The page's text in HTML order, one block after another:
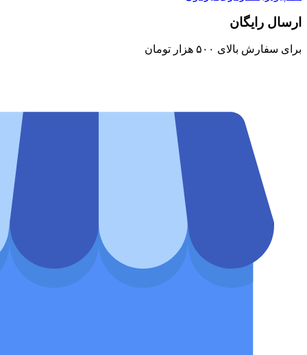
ارسال رایگان
برای سفارش‌ بالای ۵۰۰ هزار تومان